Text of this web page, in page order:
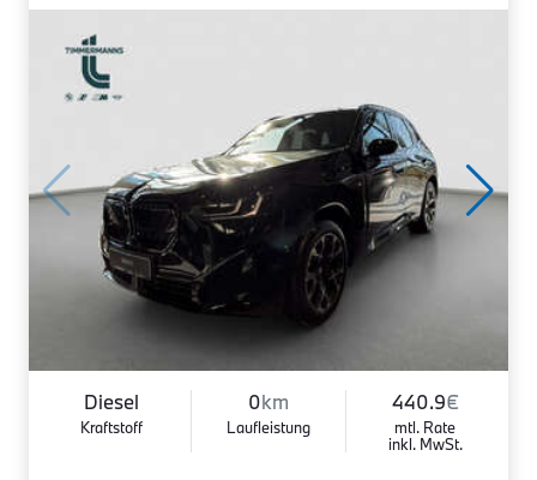
Diesel
Kraftstoff
0km
Laufleistung
440.9€
mtl. Rate
inkl. MwSt.